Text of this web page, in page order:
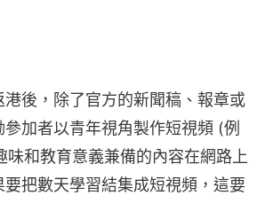
後，除了官方的新聞稿、報章或
加者以青年視角製作短視頻 (例
味和教育意義兼備的內容在網路上
把數天學習結集成短視頻，這要